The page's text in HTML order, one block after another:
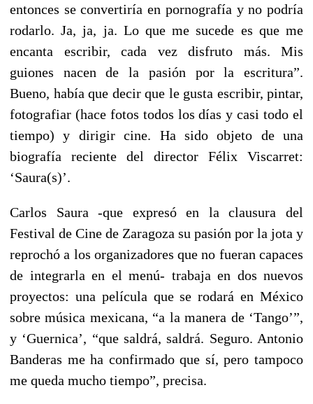
entonces se convertiría en pornografía y no podría
rodarlo. Ja, ja, ja. Lo que me sucede es que me
encanta escribir, cada vez disfruto más. Mis
guiones nacen de la pasión por la escritura”.
Bueno, había que decir que le gusta escribir, pintar,
fotografiar (hace fotos todos los días y casi todo el
tiempo) y dirigir cine. Ha sido objeto de una
biografía reciente del director Félix Viscarret:
‘Saura(s)’.
Carlos Saura -que expresó en la clausura del
Festival de Cine de Zaragoza su pasión por la jota y
reprochó a los organizadores que no fueran capaces
de integrarla en el menú- trabaja en dos nuevos
proyectos: una película que se rodará en México
sobre música mexicana, “a la manera de ‘Tango’”,
y ‘Guernica’, “que saldrá, saldrá. Seguro. Antonio
Banderas me ha confirmado que sí, pero tampoco
me queda mucho tiempo”, precisa.